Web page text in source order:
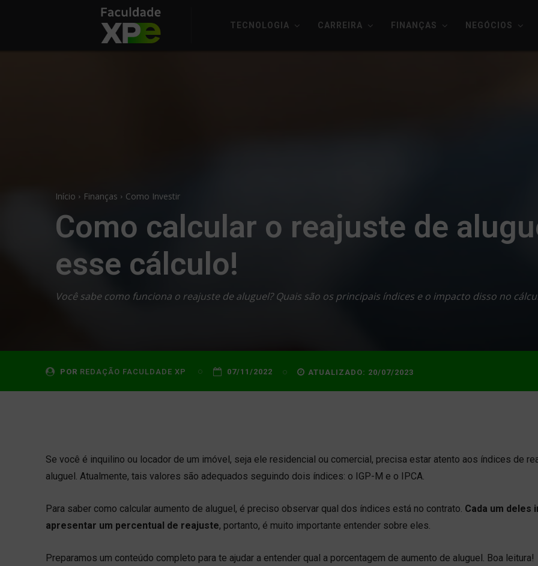
TECNOLOGIA CARREIRA FINANÇAS NEGÓCIOS
Início Finanças Como Investir
Como calcular o reajuste de
esse cálculo!
Você sabe como funciona o reajuste de aluguel? Quais são os principais índices e o impacto disso no
POR REDAÇÃO FACULDADE XP 07/11/2022 ATUALIZADO: 20/07/2023
Se você é inquilino ou locador de um imóvel, seja ele residencial ou comercial, precisa estar atento aos índices de
aluguel. Atualmente, tais valores são adequados seguindo dois índices: o IGP-M e o IPCA.
Para saber como calcular aumento de aluguel, é preciso observar qual dos índices está no contrato. Cada um deles
apresentar um percentual de reajuste, portanto, é muito importante entender sobre eles.
Preparamos um conteúdo completo para te ajudar a entender qual a porcentagem de aumento de aluguel. Boa leitura!